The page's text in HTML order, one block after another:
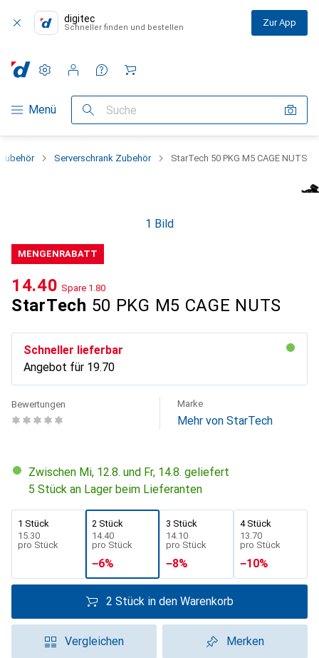
digitec
Schneller finden und bestellen Zur App
Navigation nach Kategorien
Menü Suche
Einstellungen
Kundenkonto
Vergleichslisten
Merklisten
Warenkorb
Serverschrank Zubehör StarTech 50 PKG M5 CAGE NUTS
1 Bild
MENGENRABATT
StarTech 50 PKG M5 CAGE NUTS
CHF
14.40 Spare CHF
1.80
Schneller lieferbar
Angebot für CHF
19.70
Bewertungen Marke
Mehr von StarTech
Zwischen Mi, 12.8. und Fr, 14.8. geliefert
5 Stück an Lager beim Lieferanten
1 Stück
CHF
15.30
pro Stück
2 Stück
CHF
14.40
pro Stück
−6%
3 Stück
CHF
14.10
pro Stück
−8%
4 Stück
CHF
13.70
pro Stück
−10%
2 Stück in den Warenkorb
Vergleichen Merken